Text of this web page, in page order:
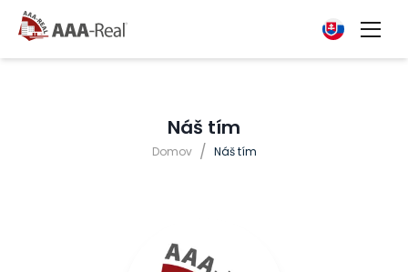
Náš tím
Domov / Náš tím